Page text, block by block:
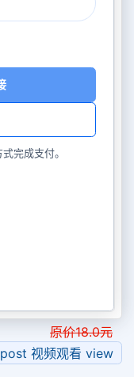
完成支付。
原价18.0元
视频观看 view